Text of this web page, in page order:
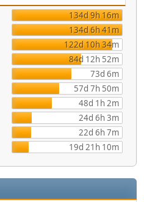
134d 9h 16m
134d 6h 41m
122d 10h 34m
84d 12h 52m
73d 6m
57d 7h 50m
48d 1h 2m
24d 6h 3m
22d 6h 7m
19d 21h 10m